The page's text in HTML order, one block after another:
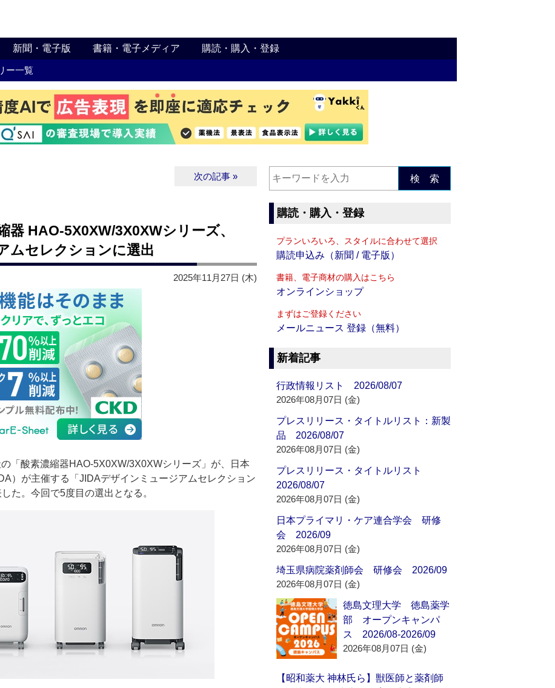
新聞・電子版 書籍・電子メディア 購読・購入・登録
ー一覧
次の記事 »
器 HAO-5X0XW/3X0XWシリーズ、
ムセレクションに選出
2025年11月27日 (木)
「酸素濃縮器HAO-5X0XW/3X0XWシリーズ」が、日本
）が主催する「JIDAデザインミュージアムセレクション
た。今回で5度目の選出となる。
検 索
購読・購入・登録
プランいろいろ、スタイルに合わせて選択
購読申込み（新聞 / 電子版）
書籍、電子商材の購入はこちら
オンラインショップ
まずはご登録ください
メールニュース 登録（無料）
新着記事
行政情報リスト 2026/08/07
2026年08月07日 (金)
プレスリリース・タイトルリスト：新製
品 2026/08/07
2026年08月07日 (金)
プレスリリース・タイトルリスト
2026/08/07
2026年08月07日 (金)
日本プライマリ・ケア連合学会 研修
会 2026/09
2026年08月07日 (金)
埼玉県病院薬剤師会 研修会 2026/09
2026年08月07日 (金)
徳島文理大学 徳島薬学
部 オープンキャンパ
ス 2026/08-2026/09
2026年08月07日 (金)
【昭和薬大 神林氏ら】獣医師と薬剤師